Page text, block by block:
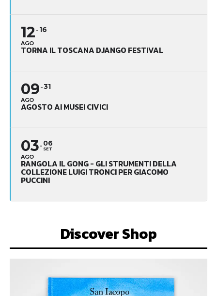
12
AGO
16
TORNA IL TOSCANA DJANGO FESTIVAL
09
AGO
31
AGOSTO AI MUSEI CIVICI
03
AGO
06
SET
RANGOLA IL GONG - GLI STRUMENTI DELLA
COLLEZIONE LUIGI TRONCI PER GIACOMO
PUCCINI
Discover Shop